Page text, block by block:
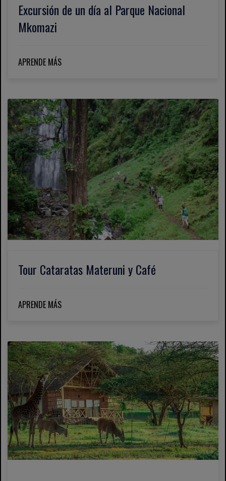
Excursión de un día al Parque Nacional
Mkomazi
APRENDE MÁS
Tour Cataratas Materuni y Café
APRENDE MÁS